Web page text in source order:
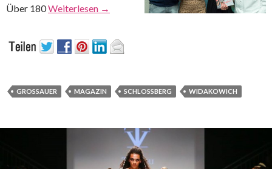
Über 180Weiterlesen →
GROSSAUER MAGAZIN SCHLOSSBERG WIDAKOWICH